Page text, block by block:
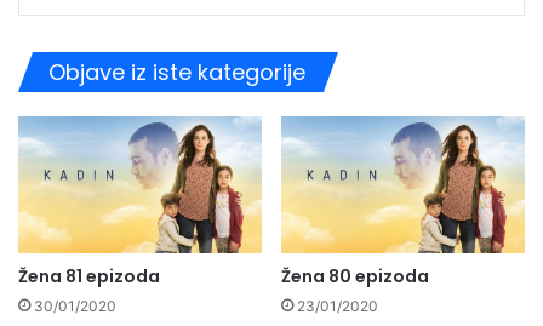
Objave iz iste kategorije
Žena 81 epizoda
30/01/2020
Žena 80 epizoda
23/01/2020